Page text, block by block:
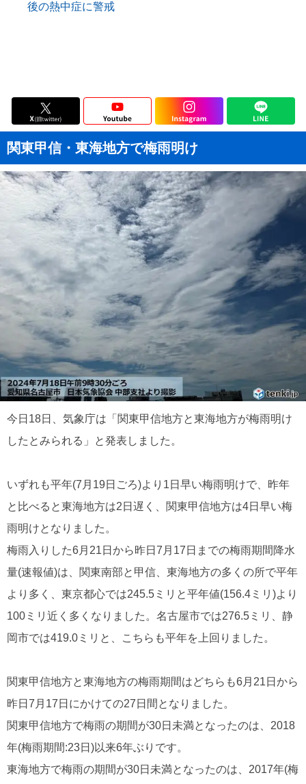
後の熱中症に警戒
関東甲信・東海地方で梅雨明け
今日18日、気象庁は「関東甲信地方と東海地方が梅雨明け
したとみられる」と発表しました。
いずれも平年(7月19日ごろ)より1日早い梅雨明けで、昨年
と比べると東海地方は2日遅く、関東甲信地方は4日早い梅
雨明けとなりました。
梅雨入りした6月21日から昨日7月17日までの梅雨期間降水
量(速報値)は、関東南部と甲信、東海地方の多くの所で平年
より多く、東京都心では245.5ミリと平年値(156.4ミリ)より
100ミリ近く多くなりました。名古屋市では276.5ミリ、静
岡市では419.0ミリと、こちらも平年を上回りました。
関東甲信地方と東海地方の梅雨期間はどちらも6月21日から
昨日7月17日にかけての27日間となりました。
関東甲信地方で梅雨の期間が30日未満となったのは、2018
年(梅雨期間:23日)以来6年ぶりです。
東海地方で梅雨の期間が30日未満となったのは、2017年(梅